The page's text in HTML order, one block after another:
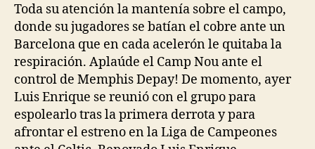
Toda su atención la mantenía sobre el campo,
donde su jugadores se batían el cobre ante un
Barcelona que en cada acelerón le quitaba la
respiración. Aplaúde el Camp Nou ante el
control de Memphis Depay! De momento, ayer
Luis Enrique se reunió con el grupo para
espolearlo tras la primera derrota y para
afrontar el estreno en la Liga de Campeones